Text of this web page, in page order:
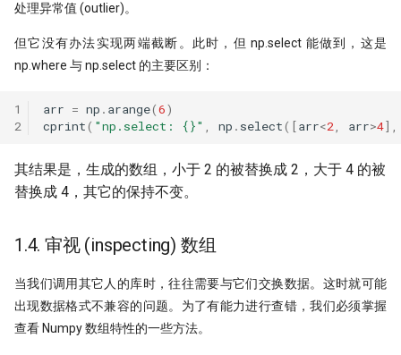
处理异常值 (outlier)。
但它没有办法实现两端截断。此时，但 np.select 能做到，这是
np.where 与 np.select 的主要区别：
1
2
arr = np . arange(6)
cprint( "np.select: {}" np . select([arr<2 arr>4],
其结果是，生成的数组，小于 2 的被替换成 2，大于 4 的被
替换成 4，其它的保持不变。
1.4. 审视 (inspecting) 数组
当我们调用其它人的库时，往往需要与它们交换数据。这时就可能
出现数据格式不兼容的问题。为了有能力进行查错，我们必须掌握
查看 Numpy 数组特性的一些方法。